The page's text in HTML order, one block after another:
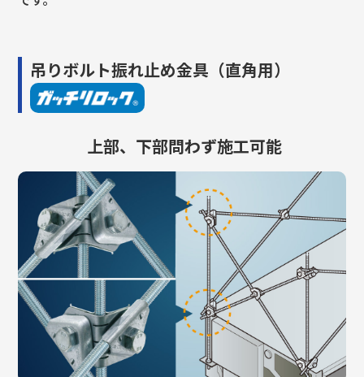
吊りボルト振れ止め金具（直角用）
上部、下部問わず施工可能